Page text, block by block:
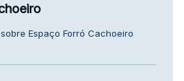
Espaço Forró Cachoeiro